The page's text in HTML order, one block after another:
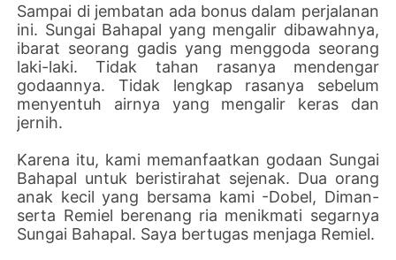
Sampai di jembatan ada bonus dalam perjalanan
ini. Sungai Bahapal yang mengalir dibawahnya,
ibarat seorang gadis yang menggoda seorang
laki-laki. Tidak tahan rasanya mendengar
godaannya. Tidak lengkap rasanya sebelum
menyentuh airnya yang mengalir keras dan
jernih.
Karena itu, kami memanfaatkan godaan Sungai
Bahapal untuk beristirahat sejenak. Dua orang
anak kecil yang bersama kami -Dobel, Diman-
serta Remiel berenang ria menikmati segarnya
Sungai Bahapal. Saya bertugas menjaga Remiel.